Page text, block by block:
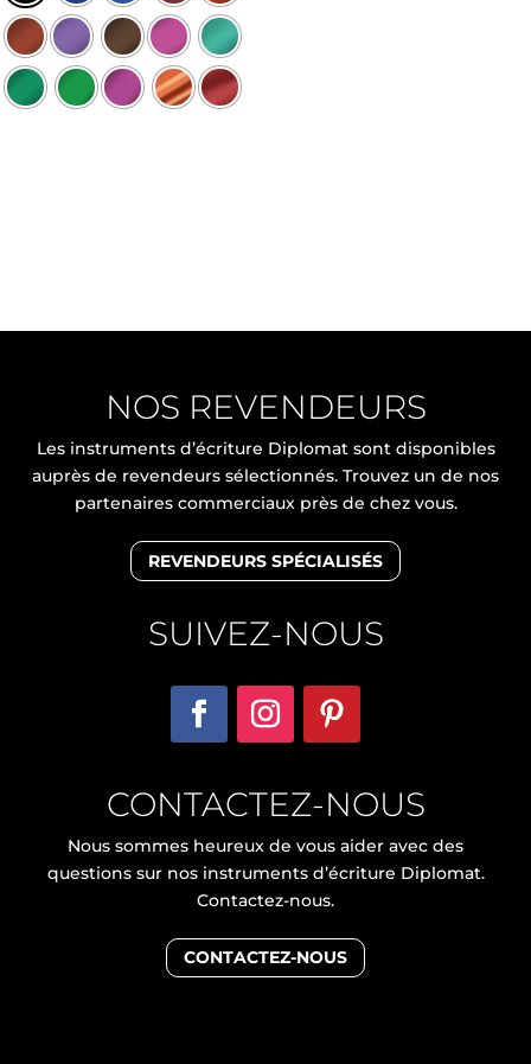
NOS REVENDEURS
Les instruments d’écriture Diplomat sont disponibles
auprès de revendeurs sélectionnés. Trouvez un de nos
partenaires commerciaux près de chez vous.
REVENDEURS SPÉCIALISÉS
SUIVEZ-NOUS
CONTACTEZ-NOUS
Nous sommes heureux de vous aider avec des
questions sur nos instruments d’écriture Diplomat.
Contactez-nous.
CONTACTEZ-NOUS